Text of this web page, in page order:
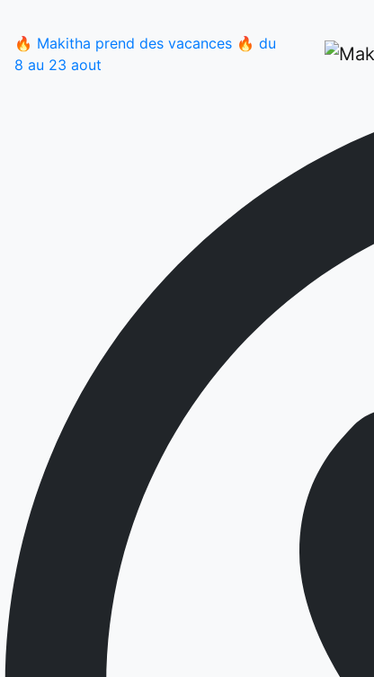
🔥 Makitha prend des vacances 🔥 du
8 au 23 aout